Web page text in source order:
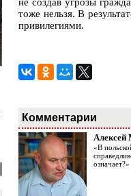
тоже нельзя. В
привилегиями.
Комментарии
Алексей
«В
означает?»